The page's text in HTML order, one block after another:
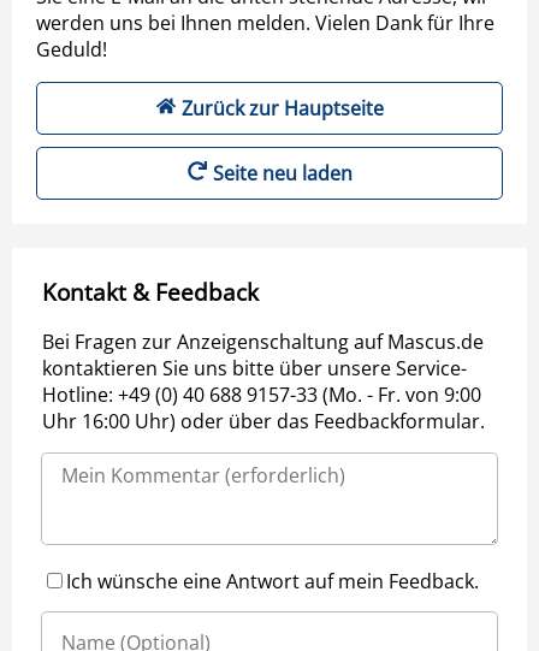
werden uns bei Ihnen melden. Vielen Dank für Ihre
Geduld!
Zurück zur Hauptseite
Seite neu laden
Kontakt & Feedback
Bei Fragen zur Anzeigenschaltung auf Mascus.de
kontaktieren Sie uns bitte über unsere Service-
Hotline: +49 (0) 40 688 9157-33 (Mo. - Fr. von 9:00
Uhr 16:00 Uhr) oder über das Feedbackformular.
Ich wünsche eine Antwort auf mein Feedback.